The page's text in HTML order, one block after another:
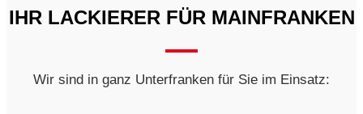
IHR LACKIERER FÜR MAINFRANKEN
Wir sind in ganz Unterfranken für Sie im Einsatz: